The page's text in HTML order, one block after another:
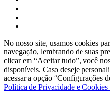
No nosso site, usamos cookies
navegação, lembrando de suas
clicar em “Aceitar tudo”, você
disponíveis. Caso deseje
acessar a opção “Configurações
Política de Privacidade e Cookies